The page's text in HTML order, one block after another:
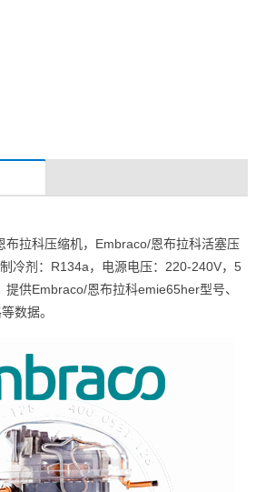
布拉科压缩机，Embraco/恩布拉科活塞压
冷剂：R134a，电源电压：220-240V，5
供Embraco/恩布拉科emie65her型号、
数据。